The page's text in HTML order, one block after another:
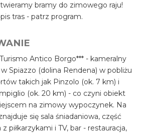
bramy do zimowego raju!
tras - patrz program.
Antico Borgo*** - kameralny
Spiazzo (dolina Rendena) w pobliżu
takich jak Pinzolo (ok. 7 km) i
(ok. 20 km) - co czyni obiekt
na zimowy wypoczynek. Na
się sala śniadaniowa, część
piłkarzykami i TV, bar - restauracja,